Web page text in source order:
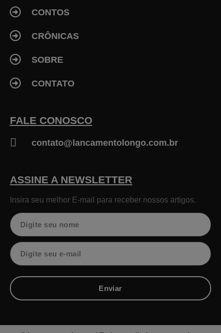
CONTOS
CRÔNICAS
SOBRE
CONTATO
FALE CONOSCO
contato@lancamentolongo.com.br
ASSINE A NEWSLETTER
Insira seu melhor E-mail para receber nossos artigos.
Nome
Email
Enviar